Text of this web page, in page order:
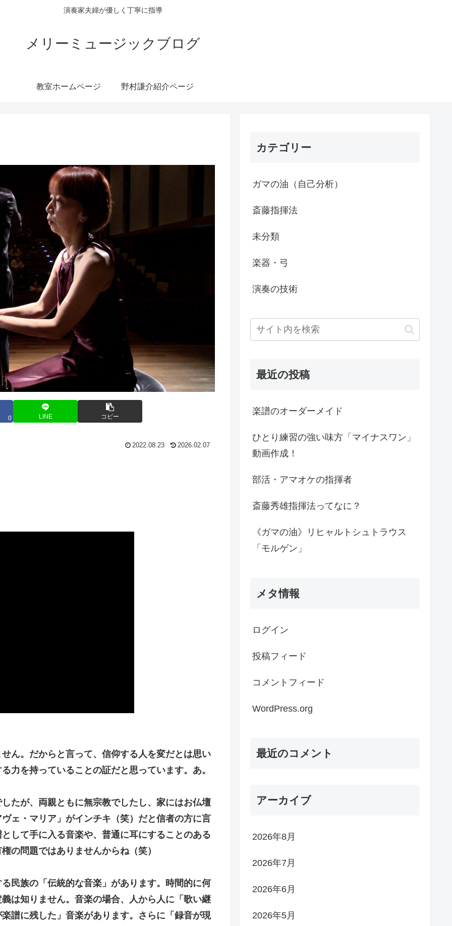
演奏家夫婦が優しく丁寧に指導
メリーミュージックブログ
教室ホームページ 野村謙介紹介ページ
0 LINE コピー
2022.08.23 2026.02.07
ん。だからと言って、信仰する人を変だとは思い
力を持っていることの証だと思っています。あ。
たが、両親ともに無宗教でしたし、家にはお仏壇
ェ・マリア」がインチキ（笑）だと信者の方に言
して手に入る音楽や、普通に耳にすることのある
の問題ではありませんからね（笑）
民族の「伝統的な音楽」があります。時間的に何
は知りません。音楽の場合、人から人に「歌い継
譜に残した」音楽があります。さらに「録音が現
カテゴリー
ガマの油（自己分析）
斎藤指揮法
未分類
楽器・弓
演奏の技術
最近の投稿
楽譜のオーダーメイド
ひとり練習の強い味方「マイナスワン」
動画作成！
部活・アマオケの指揮者
斎藤秀雄指揮法ってなに？
《ガマの油》リヒャルトシュトラウス
「モルゲン」
メタ情報
ログイン
投稿フィード
コメントフィード
WordPress.org
最近のコメント
アーカイブ
2026年8月
2026年7月
2026年6月
2026年5月